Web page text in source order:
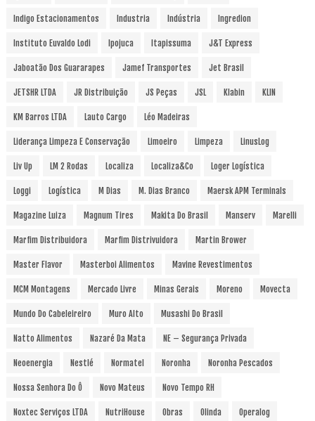
Indigo Estacionamentos Industria Indústria Ingredion
Instituto Euvaldo Lodi Ipojuca Itapissuma J&T Express
Jaboatão Dos Guararapes Jamef Transportes Jet Brasil
JETSHR LTDA JR Distribuição JS Peças JSL Klabin KLIN
KM Barros LTDA Lauto Cargo Léo Madeiras
Liderança Limpeza E Conservação Limoeiro Limpeza LinusLog
Liv Up LM 2 Rodas Localiza Localiza&Co Loger Logística
Loggi Logística M Dias M. Dias Branco Maersk APM Terminals
Magazine Luiza Magnum Tires Makita Do Brasil Manserv Marelli
Marfim Distribuidora Marfim Distrivuidora Martin Brower
Master Flavor Masterboi Alimentos Mavine Revestimentos
MCM Montagens Mercado Livre Minas Gerais Moreno Movecta
Mundo Do Cabeleireiro Muro Alto Musashi Do Brasil
Natto Alimentos Nazaré Da Mata NE – Segurança Privada
Neoenergia Nestlé Normatel Noronha Noronha Pescados
Nossa Senhora Do Ô Novo Mateus Novo Tempo RH
Noxtec Serviços LTDA NutriHouse Obras Olinda Operalog